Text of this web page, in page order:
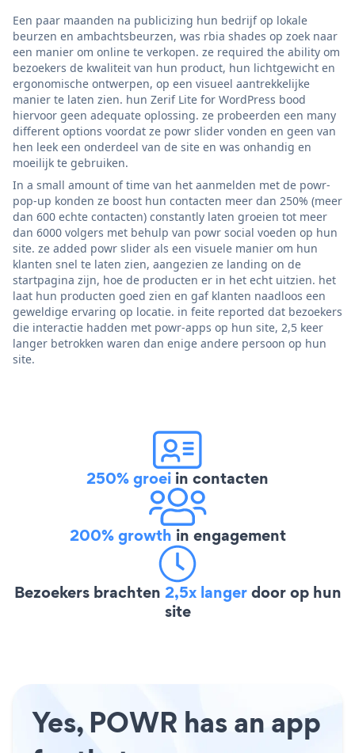
Een paar maanden na publicizing hun bedrijf op lokale
beurzen en ambachtsbeurzen, was rbia shades op zoek naar
een manier om online te verkopen. ze required the ability om
bezoekers de kwaliteit van hun product, hun lichtgewicht en
ergonomische ontwerpen, op een visueel aantrekkelijke
manier te laten zien. hun Zerif Lite for WordPress bood
hiervoor geen adequate oplossing. ze probeerden een many
different options voordat ze powr slider vonden en geen van
hen leek een onderdeel van de site en was onhandig en
moeilijk te gebruiken.
In a small amount of time van het aanmelden met de powr-
pop-up konden ze boost hun contacten meer dan 250% (meer
dan 600 echte contacten) constantly laten groeien tot meer
dan 6000 volgers met behulp van powr social voeden op hun
site. ze added powr slider als een visuele manier om hun
klanten snel te laten zien, aangezien ze landing on de
startpagina zijn, hoe de producten er in het echt uitzien. het
laat hun producten goed zien en gaf klanten naadloos een
geweldige ervaring op locatie. in feite reported dat bezoekers
die interactie hadden met powr-apps op hun site, 2,5 keer
langer betrokken waren dan enige andere persoon op hun
site.
250% groei in contacten
200% growth in engagement
Bezoekers brachten 2,5x langerdoor op hun
site
Yes, POWR has an app